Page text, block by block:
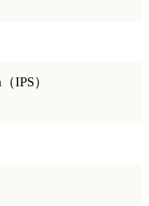
IPS）